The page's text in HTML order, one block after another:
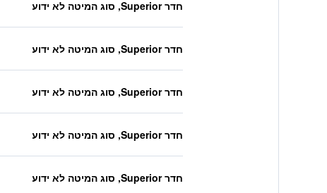
חדר Superior, סוג המיטה לא ידוע
חדר Superior, סוג המיטה לא ידוע
חדר Superior, סוג המיטה לא ידוע
חדר Superior, סוג המיטה לא ידוע
חדר Superior, סוג המיטה לא ידוע